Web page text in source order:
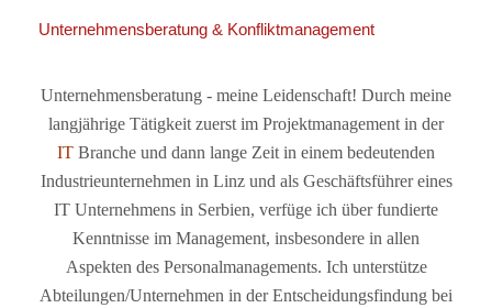
Unternehmensberatung & Konfliktmanagement
Unternehmensberatung - meine Leidenschaft! Durch meine
langjährige Tätigkeit zuerst im Projektmanagement in der
IT Branche und dann lange Zeit in einem bedeutenden
Industrieunternehmen in Linz und als Geschäftsführer eines
IT Unternehmens in Serbien, verfüge ich über fundierte
Kenntnisse im Management, insbesondere in allen
Aspekten des Personalmanagements. Ich unterstütze
Abteilungen/Unternehmen in der Entscheidungsfindung bei